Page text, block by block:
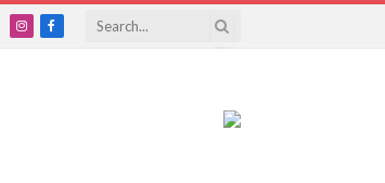
InstagramFacebook